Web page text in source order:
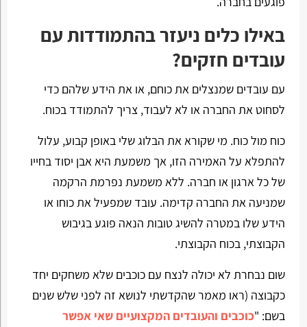
באילו כלים ניעזר בהתמודדות עם
עובדים חזקים?
עם עובדים שמנצלים את כוחם, או את הידע שלהם כדי
לסחוט את החברה או לא לעבוד, צריך להתמודד בכוח.
כוח מול כוח. מי שקורא את הבלוג שלי באופן קבוע, עלול
להתפלא על האמירה הזו, אך משמעת היא אבן יסוד בחייו
של כל ארגון או חברה. ללא משמעת נפרמת הרקמה
שמניעה את החברה קדימה. עובד שמפעיל את כוחו או
הידע שלו במטרה להשיג טובות הנאה פוגע בגיבוש
הקבוצתי, בכוח הקבוצתי.
שום נבחרת לא יכולה לנצח עם כוכבים שלא משחקים יחד
כקבוצה (ראו מאמר שהקדשתי לנושא זה לפני שלש שנים
בשם: "כוכבים והעובדים המקצועיים שאי אפשר